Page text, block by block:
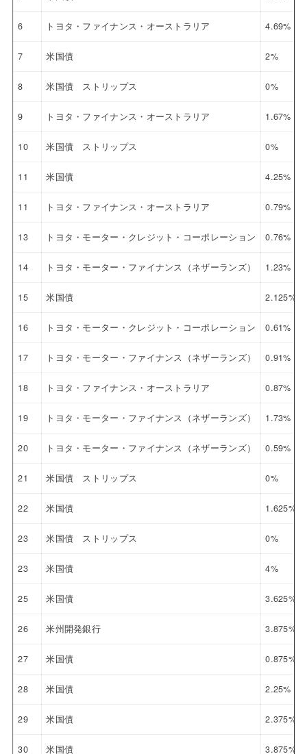
6 トヨタ・ファイナンス・オーストラリア 4.69%
7 米国債 2%
8 米国債 ストリップス 0%
9 トヨタ・ファイナンス・オーストラリア 1.67%
10 米国債 ストリップス 0%
11 米国債 4.25%
11 トヨタ・ファイナンス・オーストラリア 0.79%
13 トヨタ・モーター・クレジット・コーポレーション 0.76%
14 トヨタ・モーター・ファイナンス（ネザーランズ） 1.23%
15 米国債 2.125%
16 トヨタ・モーター・クレジット・コーポレーション 0.61%
17 トヨタ・モーター・ファイナンス（ネザーランズ） 0.91%
18 トヨタ・ファイナンス・オーストラリア 0.87%
19 トヨタ・モーター・ファイナンス（ネザーランズ） 1.73%
20 トヨタ・モーター・ファイナンス（ネザーランズ） 0.59%
21 米国債 ストリップス 0%
22 米国債 1.625%
23 米国債 ストリップス 0%
23 米国債 4%
25 米国債 3.625%
26 米州開発銀行 3.875%
27 米国債 0.875%
28 米国債 2.25%
29 米国債 2.375%
30 米国債 3.875%